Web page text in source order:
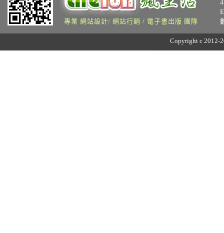
專業 網站設計/ 網站行銷 / 電子書出版 團隊
Copyright c 2012-